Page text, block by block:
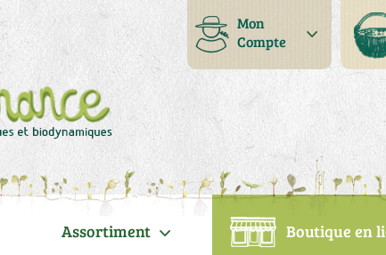
Mon
Compte
Assortiment Boutique en